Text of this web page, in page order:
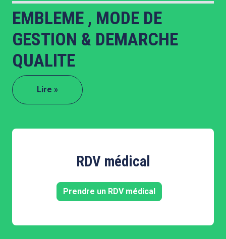
EMBLEME , MODE DE
GESTION & DEMARCHE
QUALITE
Lire »
RDV médical
Prendre un RDV médical